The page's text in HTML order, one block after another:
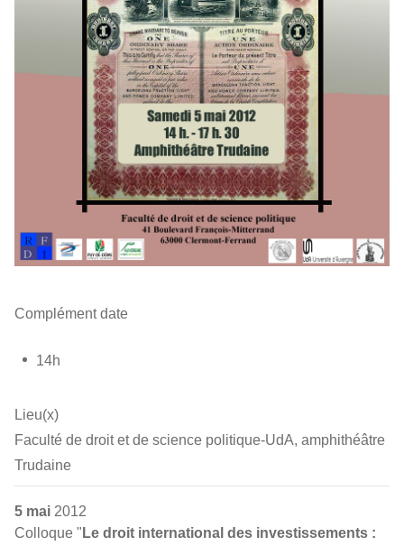
Complément date
14h
Lieu(x)
Faculté de droit et de science politique-UdA, amphithéâtre
Trudaine
5 mai 2012
Colloque " Le droit international des investissements :